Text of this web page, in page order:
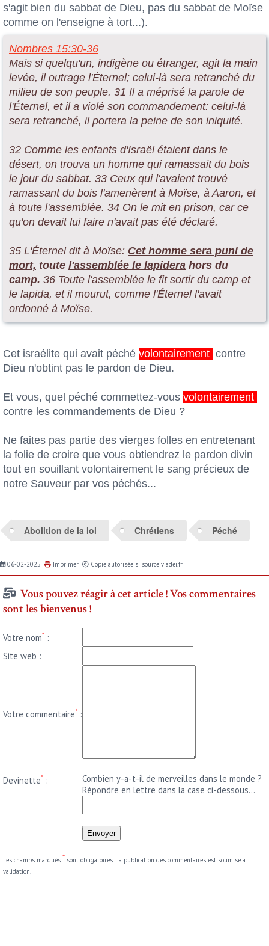
s'agit bien du sabbat de Dieu, pas du sabbat de Moïse
comme on l'enseigne à tort...).
Nombres 15:30-36
Mais si quelqu'un, indigène ou étranger, agit la main
levée, il outrage l'Éternel; celui-là sera retranché du
milieu de son peuple. 31 Il a méprisé la parole de
l'Éternel, et il a violé son commandement: celui-là
sera retranché, il portera la peine de son iniquité.
32 Comme les enfants d'Israël étaient dans le
désert, on trouva un homme qui ramassait du bois
le jour du sabbat. 33 Ceux qui l'avaient trouvé
ramassant du bois l'amenèrent à Moïse, à Aaron, et
à toute l'assemblée. 34 On le mit en prison, car ce
qu'on devait lui faire n'avait pas été déclaré.
35 L'Éternel dit à Moïse: Cet homme sera puni de
mort, toute l'assemblée le lapidera hors du
camp. 36 Toute l'assemblée le fit sortir du camp et
le lapida, et il mourut, comme l'Éternel l'avait
ordonné à Moïse.
Cet israélite qui avait péché volontairement contre
Dieu n'obtint pas le pardon de Dieu.
Et vous, quel péché commettez-vous volontairement
contre les commandements de Dieu ?
Ne faites pas partie des vierges folles en entretenant
la folie de croire que vous obtiendrez le pardon divin
tout en souillant volontairement le sang précieux de
notre Sauveur par vos péchés...
Abolition de la loi Chrétiens Péché
06-02-2025 Imprimer Copie autorisée si source viadei.fr
Vous pouvez réagir à cet article ! Vos commentaires
sont les bienvenus !
Votre nom* :
Site web :
Votre commentaire* :
Devinette* :
Combien y-a-t-il de merveilles dans le monde ?
Répondre en lettre dans la case ci-dessous...
Les champs marqués * sont obligatoires. La publication des commentaires est soumise à
validation.